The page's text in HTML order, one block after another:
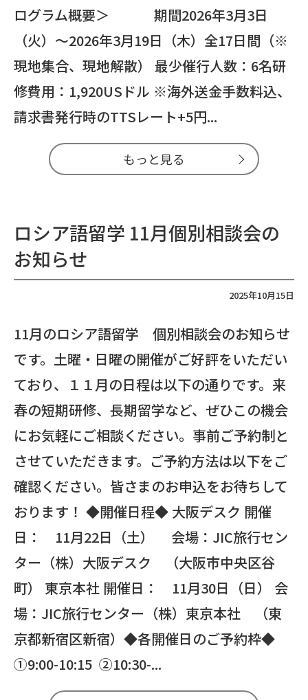
ログラム概要＞ 期間2026年3月3日
（火）～2026年3月19日（木）全17日間（※
現地集合、現地解散） 最少催行人数：6名研
修費用：1,920USドル ※海外送金手数料込、
請求書発行時のTTSレート+5円...
もっと見る
ロシア語留学 11月個別相談会の
お知らせ
2025年10月15日
11月のロシア語留学 個別相談会のお知らせ
です。土曜・日曜の開催がご好評をいただい
ており、１１月の日程は以下の通りです。来
春の短期研修、長期留学など、ぜひこの機会
にお気軽にご相談ください。事前ご予約制と
させていただきます。ご予約方法は以下をご
確認ください。皆さまのお申込をお待ちして
おります！ ◆開催日程◆ 大阪デスク 開催
日： 11月22日（土） 会場：JIC旅行セン
ター（株）大阪デスク （大阪市中央区谷
町） 東京本社 開催日： 11月30日（日） 会
場：JIC旅行センター（株）東京本社 （東
京都新宿区新宿）◆各開催日のご予約枠◆
①9:00-10:15 ②10:30-...